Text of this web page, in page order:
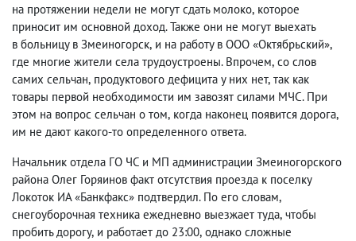
на протяжении недели не могут сдать молоко, которое
приносит им основной доход. Также они не могут выехать
в больницу в Змеиногорск, и на работу в ООО «Октябрьский»,
где многие жители села трудоустроены. Впрочем, со слов
самих сельчан, продуктового дефицита у них нет, так как
товары первой необходимости им завозят силами МЧС. При
этом на вопрос сельчан о том, когда наконец появится дорога,
им не дают какого-то определенного ответа.
Начальник отдела ГО ЧС и МП администрации Змеиногорского
района Олег Горяинов факт отсутствия проезда к поселку
Локоток ИА «Банкфакс» подтвердил. По его словам,
снегоуборочная техника ежедневно выезжает туда, чтобы
пробить дорогу, и работает до 23:00, однако сложные